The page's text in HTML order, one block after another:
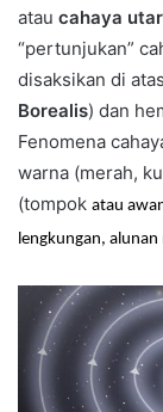
atau cahaya
“pertunjukan”
disaksikan di
Borealis) dan
Fenomena
warna (merah,
(tompok atau
lengkungan,